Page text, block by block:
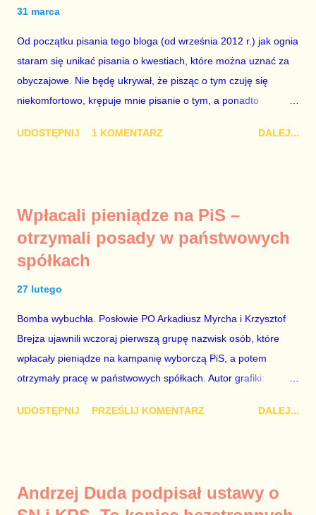
Senatu wniosek o dwudniowe referendum, które miałoby odbyć
nie chce – ani partia rządząca, ani partie opozycyjne. Jeśli w
siedzibie PiS zapadnie decyzja, aby głosować zgodnie z wolą
Dudy, obowiązkiem każdego przyzwoitego człowieka i
szanującego podstawowe reguły demokraty jest takie
31 marca
Od początku pisania tego bloga (od września 2012 r.) jak ognia
staram się unikać pisania o kwestiach, które można uznać za
obyczajowe. Nie będę ukrywał, że pisząc o tym czuję się
niekomfortowo, krępuje mnie pisanie o tym, a ponadto
rozumie, wiedzy i zdrowym rozsądku, powinna od kwestii
o seksaferze z udziałem prominentnego polityka partii
rządzącej i – przynajmniej formalnie – drugiej osoby w
państwie, sprawy prywatne nie tylko stają się publiczne, ale też
całego państwa. Zastrzeżenie „jeśli są prawdziwe” jest
konieczne, ponieważ mamy do czynienia z medium o
wyjątkowo wątpliwej reputacji, ale mimo upływu czasu,
informacje nie zostały w żaden sposób zdementowane, a
oskarżany polityk milczy. Tygod...
UDOSTĘPNIJ 1 KOMENTARZ DALEJ...
Wpłacali pieniądze na PiS –
otrzymali posady w państwowych
spółkach
27 lutego
Bomba wybuchła. Posłowie PO Arkadiusz Myrcha i Krzysztof
Brejza ujawnili wczoraj pierwszą grupę nazwisk osób, które
wpłacały pieniądze na kampanię wyborczą PiS, a potem
otrzymały pracę w państwowych spółkach. Autor grafiki:
polityków PO na ten temat. Pokazanie kilkunastu przypadków
PiS, a następnie uzyskują stanowiska w spółkach Skarbu
UDOSTĘPNIJ PRZEŚLIJ KOMENTARZ DALEJ...
Andrzej Duda podpisał ustawy o